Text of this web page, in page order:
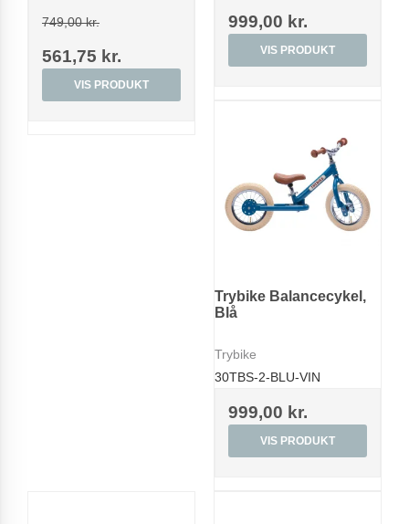
749,00 kr.
561,75 kr.
VIS PRODUKT
999,00 kr.
VIS PRODUKT
Trybike Balancecykel,
Blå
Trybike
30TBS-2-BLU-VIN
999,00 kr.
VIS PRODUKT